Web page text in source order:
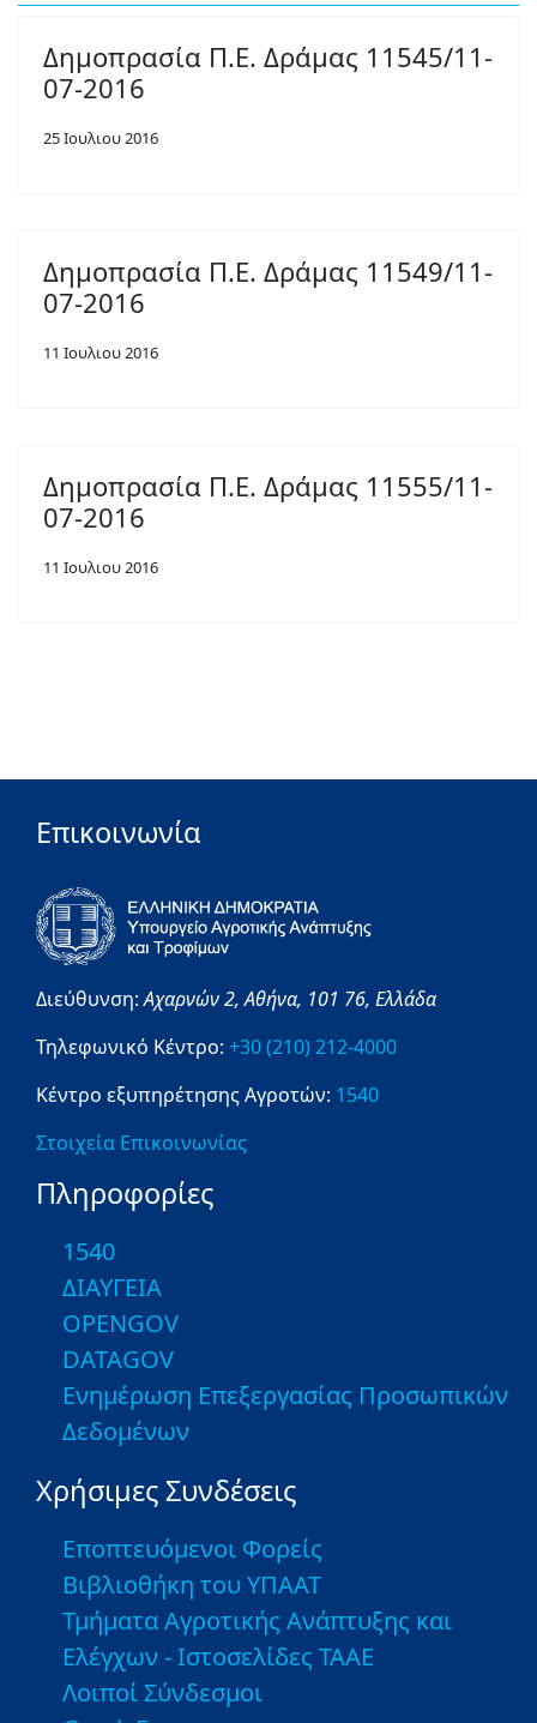
Δημοπρασία Π.Ε. Δράμας 11545/11-
07-2016
25 Ιουλιου 2016
Δημοπρασία Π.Ε. Δράμας 11549/11-
07-2016
11 Ιουλιου 2016
Δημοπρασία Π.Ε. Δράμας 11555/11-
07-2016
11 Ιουλιου 2016
Επικοινωνία
Διεύθυνση:Αχαρνών 2,Αθήνα, 101 76, Ελλάδα
Τηλεφωνικό Κέντρο: +30 (210) 212-4000
Κέντρο εξυπηρέτησης Αγροτών: 1540
Στοιχεία Επικοινωνίας
Πληροφορίες
1540
ΔΙΑΥΓΕΙΑ
OPENGOV
DATAGOV
Ενημέρωση Επεξεργασίας Προσωπικών
Δεδομένων
Χρήσιμες Συνδέσεις
Εποπτευόμενοι Φορείς
Βιβλιοθήκη του ΥΠΑΑΤ
Τμήματα Αγροτικής Ανάπτυξης και
Ελέγχων - Ιστοσελίδες ΤΑΑΕ
Λοιποί Σύνδεσμοι